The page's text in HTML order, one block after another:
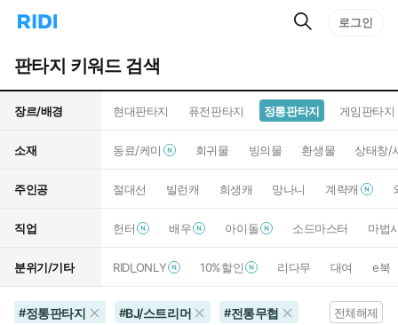
리
으
로
이
동
턴
트
검
색
검
로그인
판타지 키워드 검색
장르/배경 현대판타지 퓨전판타지 정통판타지 게임판타지
소재 동료/케미 회귀물 빙의물 환생물 상태창/
주인공 절대선 빌런캐 희생캐 망나니 계략캐
직업 헌터 배우 아이돌 소드마스터 마법
분위기/기타 RIDI_ONLY 10%할인 리다무 대여 e북
#정통판타지 #BJ/스트리머 #전통무협 전체해제